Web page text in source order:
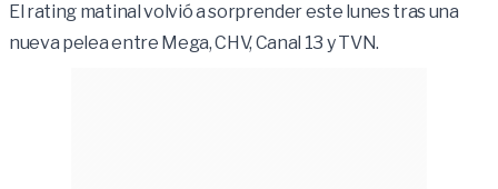
El rating matinal volvió a sorprender este lunes tras una
nueva pelea entre Mega, CHV, Canal 13 y TVN.